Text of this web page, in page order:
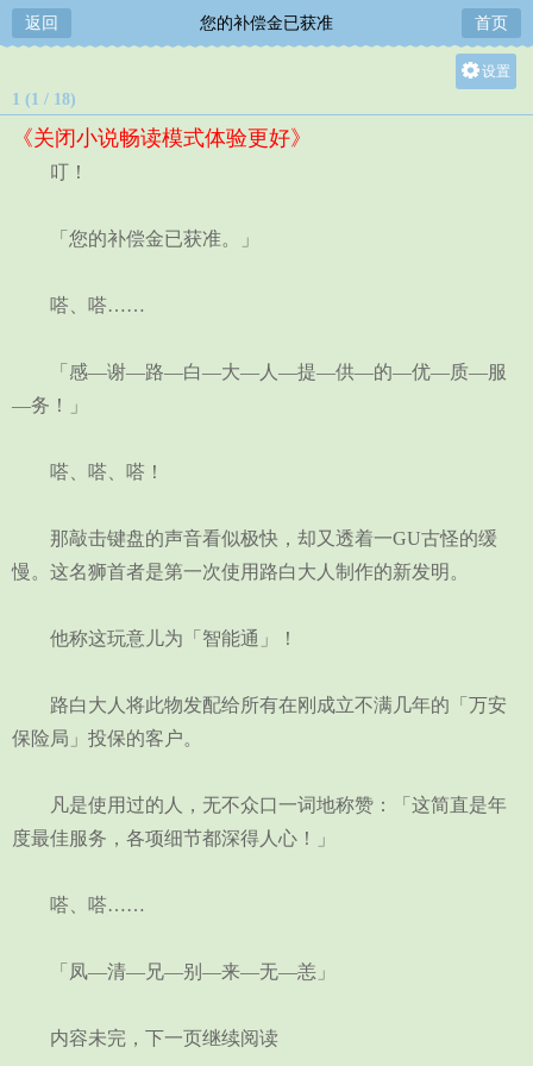
返回 您的补偿金已获准 首页
设置
1 (1 / 18)
《关闭小说畅读模式体验更好》
叮！
「您的补偿金已获准。」
嗒、嗒……
「感—谢—路—白—大—人—提—供—的—优—质—服
—务！」
嗒、嗒、嗒！
那敲击键盘的声音看似极快，却又透着一GU古怪的缓
慢。这名狮首者是第一次使用路白大人制作的新发明。
他称这玩意儿为「智能通」！
路白大人将此物发配给所有在刚成立不满几年的「万安
保险局」投保的客户。
凡是使用过的人，无不众口一词地称赞：「这简直是年
度最佳服务，各项细节都深得人心！」
嗒、嗒……
「凤—清—兄—别—来—无—恙」
内容未完，下一页继续阅读